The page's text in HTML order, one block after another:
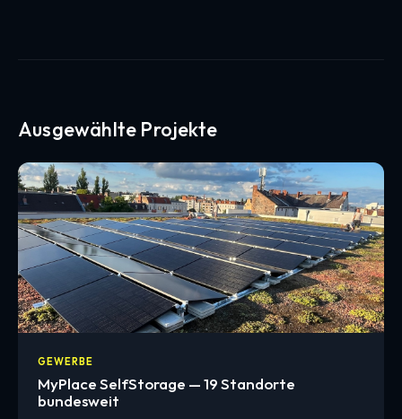
Ausgewählte Projekte
GEWERBE
MyPlace SelfStorage — 19 Standorte
bundesweit